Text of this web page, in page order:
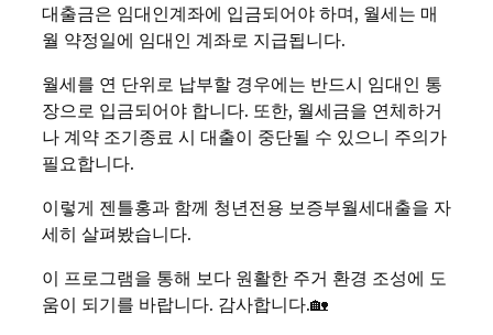
대출금은 임대인계좌에 입금되어야 하며, 월세는 매
월 약정일에 임대인 계좌로 지급됩니다.
월세를 연 단위로 납부할 경우에는 반드시 임대인 통
장으로 입금되어야 합니다. 또한, 월세금을 연체하거
나 계약 조기종료 시 대출이 중단될 수 있으니 주의가
필요합니다.
이렇게 젠틀홍과 함께 청년전용 보증부월세대출을 자
세히 살펴봤습니다.
이 프로그램을 통해 보다 원활한 주거 환경 조성에 도
움이 되기를 바랍니다. 감사합니다.🏡